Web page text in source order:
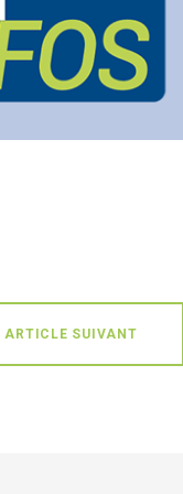
ARTICLE SUIVANT